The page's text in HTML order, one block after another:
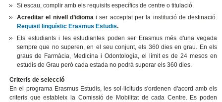
Si escau, complir amb els requisits específics de centre o titulació.
Acreditar el nivell d’idiomai ser acceptat per la institució de destinació.
Requisit lingüístic Erasmus Estudis.
Els estudiants i les estudiantes poden ser Erasmus més d'una vegada
sempre que no superen, en el seu conjunt, els 360 dies en grau. En els
graus de Farmàcia, Medicina i Odontologia, el límit es de 24 mesos en
estudis de Grau però cada estada no podrà superar els 360 dies.
Criteris de selecció
En el programa Erasmus Estudis, les sol·licituds s'ordenen d'acord amb els
criteris que estableix la Comissió de Mobilitat de cada Centre. Es poden